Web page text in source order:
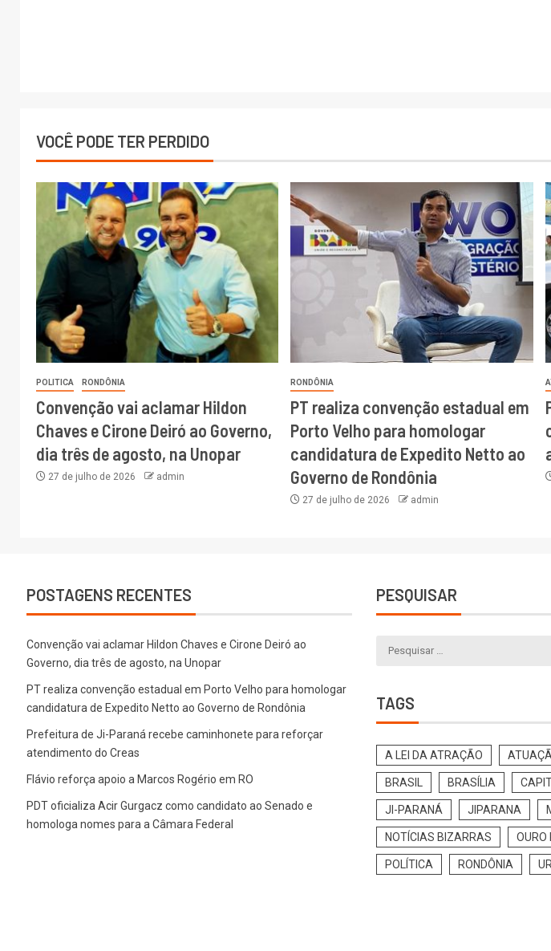
VOCÊ PODE TER PERDIDO
POLITICA RONDÔNIA
Convenção vai aclamar Hildon
Chaves e Cirone Deiró ao Governo,
dia três de agosto, na Unopar
27 de julho de 2026 admin
RONDÔNIA
PT realiza convenção estadual em
Porto Velho para homologar
candidatura de Expedito Netto ao
Governo de Rondônia
27 de julho de 2026 admin
POSTAGENS RECENTES
Convenção vai aclamar Hildon Chaves e Cirone Deiró ao
Governo, dia três de agosto, na Unopar
PT realiza convenção estadual em Porto Velho para homologar
candidatura de Expedito Netto ao Governo de Rondônia
Prefeitura de Ji-Paraná recebe caminhonete para reforçar
atendimento do Creas
Flávio reforça apoio a Marcos Rogério em RO
PDT oficializa Acir Gurgacz como candidato ao Senado e
homologa nomes para a Câmara Federal
PESQUISAR
TAGS
A LEI DA ATRAÇÃO
BRASIL BRASÍLIA
JI-PARANÁ JIPARANA
NOTÍCIAS BIZARRAS OURO
POLÍTICA RONDÔNIA